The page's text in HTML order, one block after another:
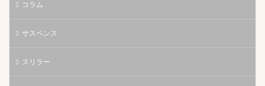
コラム
サスペンス
スリラー